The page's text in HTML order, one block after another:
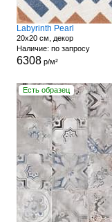
Labyrinth Pearl
20x20 см, декор
Наличие: по запросу
6308 р/м²
Есть образец